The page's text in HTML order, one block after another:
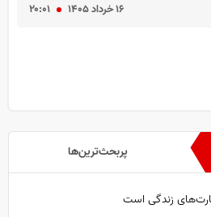
۲۰:۰۱ ۱۶ خرداد ۱۴۰۵
پربحث‌ترین‌ها
زندگی است